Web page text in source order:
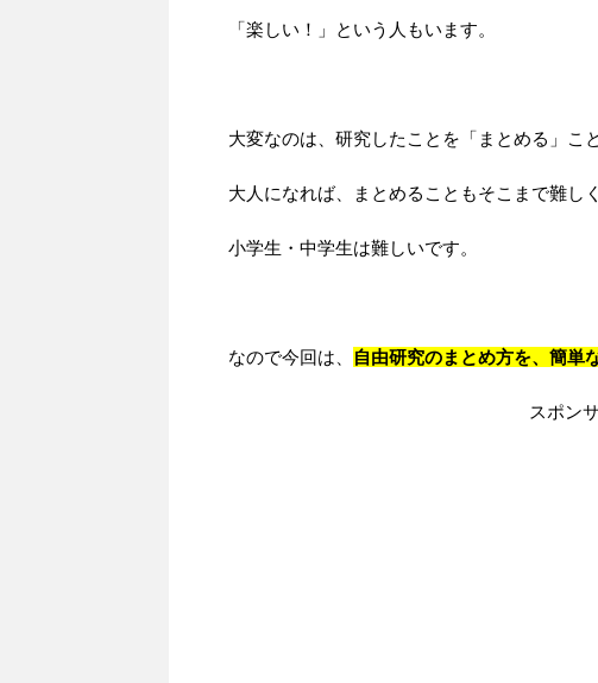
「楽しい！」という人もいます。
大変なのは、研究したことを「まとめる」こ
大人になれば、まとめることもそこまで難し
小学生・中学生は難しいです。
なので今回は、 自由研究のまとめ方を、簡単
スポン